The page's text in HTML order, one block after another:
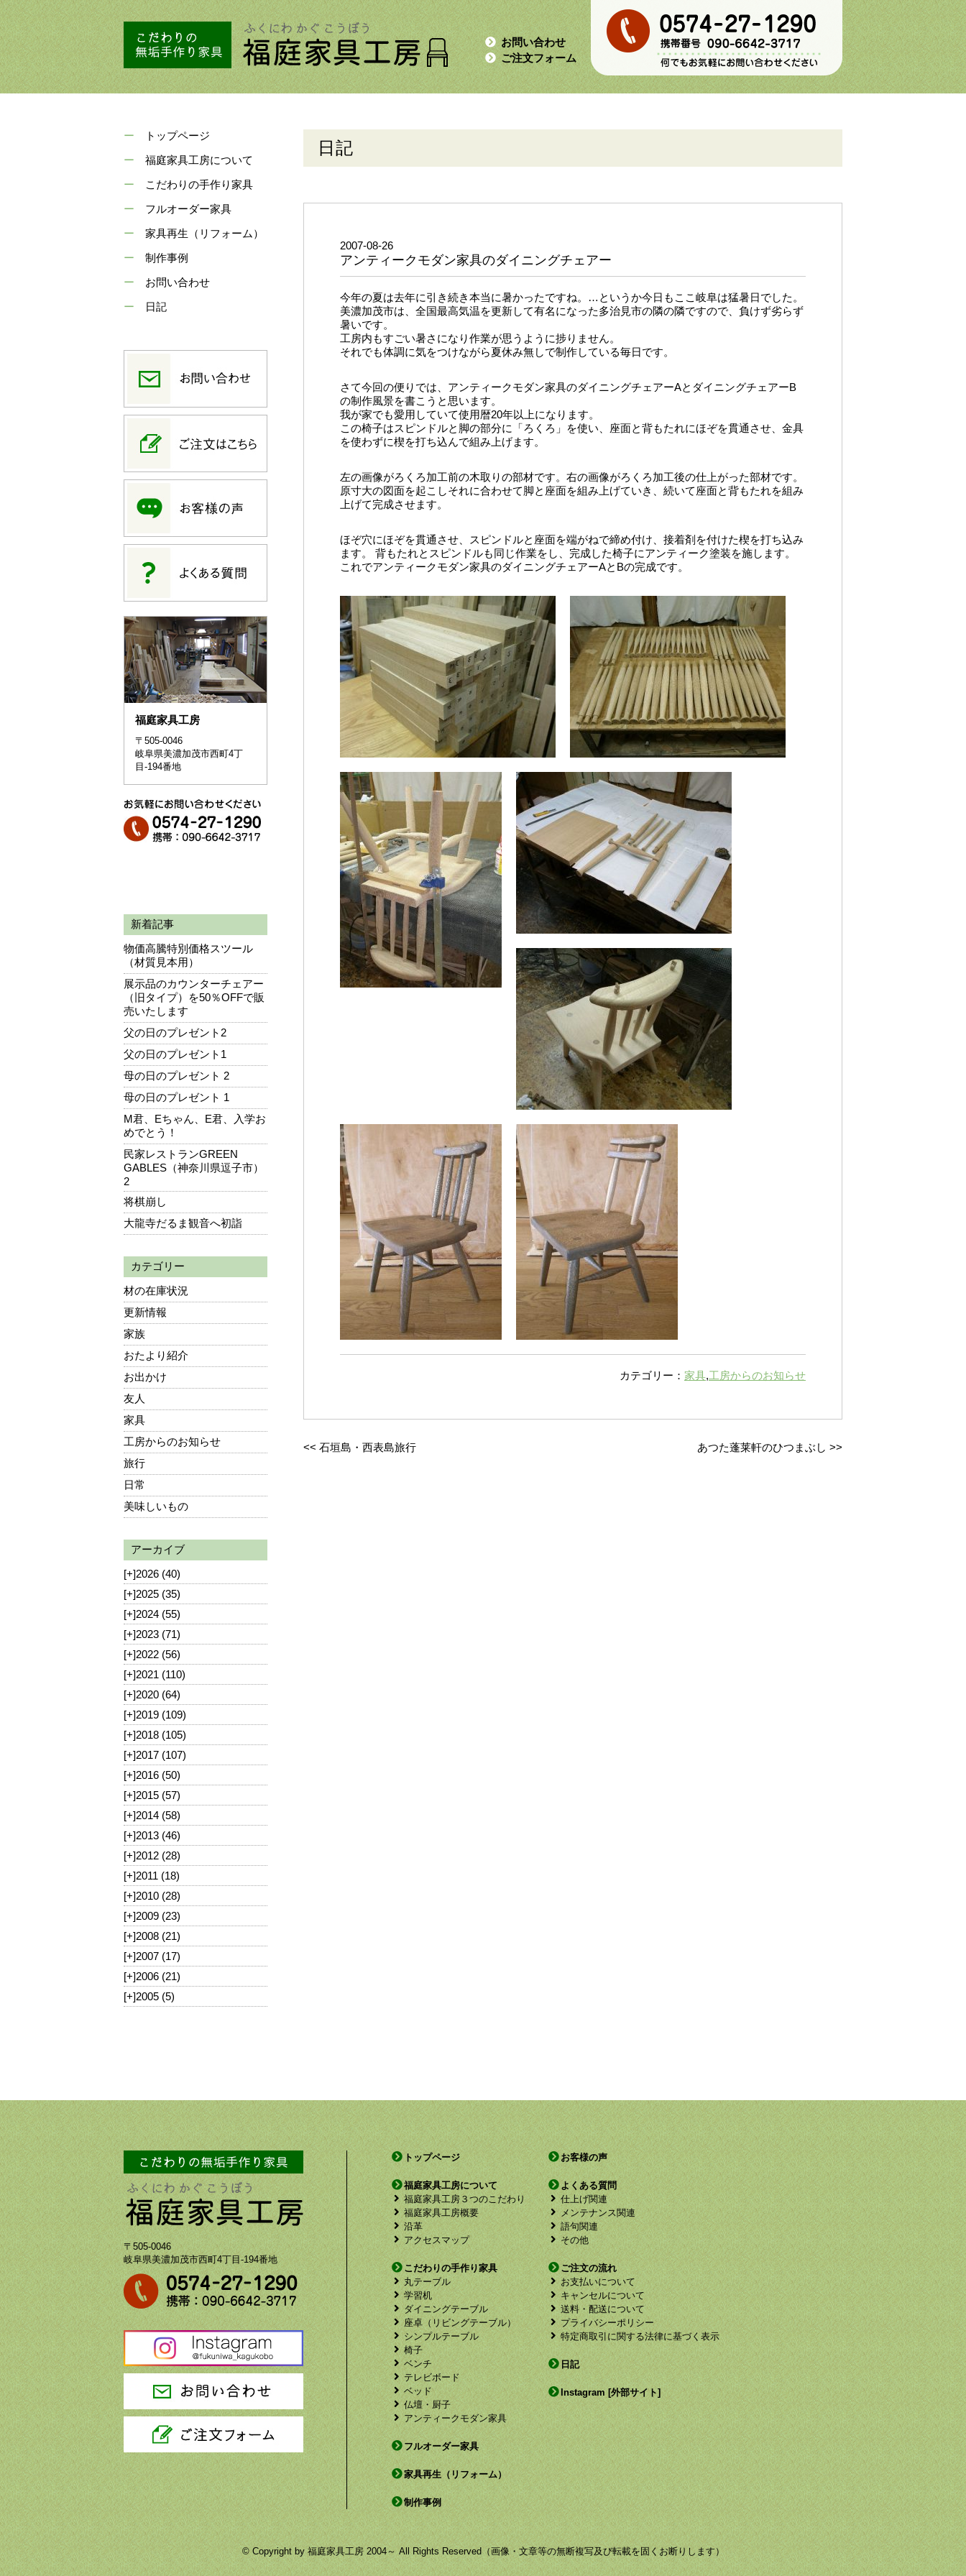
お問い合わせ
ご注文フォーム
トップページ
福庭家具工房について
こだわりの手作り家具
フルオーダー家具
家具再生（リフォーム）
制作事例
お問い合わせ
日記
福庭家具工房
〒505-0046
岐阜県美濃加茂市西町4丁
目-194番地
新着記事
物価高騰特別価格スツール
（材質見本用）
展示品のカウンターチェアー
（旧タイプ）を50％OFFで販
売いたします
父の日のプレゼント2
父の日のプレゼント1
母の日のプレゼント 2
母の日のプレゼント 1
M君、Eちゃん、E君、入学お
めでとう！
民家レストランGREEN
GABLES（神奈川県逗子市）
2
将棋崩し
大龍寺だるま観音へ初詣
カテゴリー
材の在庫状況
更新情報
家族
おたより紹介
お出かけ
友人
家具
工房からのお知らせ
旅行
日常
美味しいもの
アーカイブ
[+]2026 (40)
[+]2025 (35)
[+]2024 (55)
[+]2023 (71)
[+]2022 (56)
[+]2021 (110)
[+]2020 (64)
[+]2019 (109)
[+]2018 (105)
[+]2017 (107)
[+]2016 (50)
[+]2015 (57)
[+]2014 (58)
[+]2013 (46)
[+]2012 (28)
[+]2011 (18)
[+]2010 (28)
[+]2009 (23)
[+]2008 (21)
[+]2007 (17)
[+]2006 (21)
[+]2005 (5)
日記
2007-08-26
アンティークモダン家具のダイニングチェアー
今年の夏は去年に引き続き本当に暑かったですね。…というか今日もここ岐阜は猛暑日でした。
美濃加茂市は、全国最高気温を更新して有名になった多治見市の隣の隣ですので、負けず劣らず
暑いです。
工房内もすごい暑さになり作業が思うように捗りません。
それでも体調に気をつけながら夏休み無しで制作している毎日です。
さて今回の便りでは、アンティークモダン家具のダイニングチェアーAとダイニングチェアーB
の制作風景を書こうと思います。
我が家でも愛用していて使用暦20年以上になります。
この椅子はスピンドルと脚の部分に「ろくろ」を使い、座面と背もたれにほぞを貫通させ、金具
を使わずに楔を打ち込んで組み上げます。
左の画像がろくろ加工前の木取りの部材です。右の画像がろくろ加工後の仕上がった部材です。
原寸大の図面を起こしそれに合わせて脚と座面を組み上げていき、続いて座面と背もたれを組み
上げて完成させます。
ほぞ穴にほぞを貫通させ、スピンドルと座面を端がねで締め付け、接着剤を付けた楔を打ち込み
ます。 背もたれとスピンドルも同じ作業をし、完成した椅子にアンティーク塗装を施します。
これでアンティークモダン家具のダイニングチェアーAとBの完成です。
カテゴリー： 家具,工房からのお知らせ
<< 石垣島・西表島旅行 あつた蓬莱軒のひつまぶし >>
〒505-0046
岐阜県美濃加茂市西町4丁目-194番地
トップページ
福庭家具工房について
福庭家具工房３つのこだわり
福庭家具工房概要
沿革
アクセスマップ
こだわりの手作り家具
丸テーブル
学習机
ダイニングテーブル
座卓（リビングテーブル）
シンプルテーブル
椅子
ベンチ
テレビボード
ベッド
仏壇・厨子
アンティークモダン家具
フルオーダー家具
家具再生（リフォーム）
制作事例
お客様の声
よくある質問
仕上げ関連
メンテナンス関連
語句関連
その他
ご注文の流れ
お支払いについて
キャンセルについて
送料・配送について
プライバシーポリシー
特定商取引に関する法律に基づく表示
日記
Instagram [外部サイト]
© Copyright by 福庭家具工房 2004～ All Rights Reserved（画像・文章等の無断複写及び転載を固くお断りします）